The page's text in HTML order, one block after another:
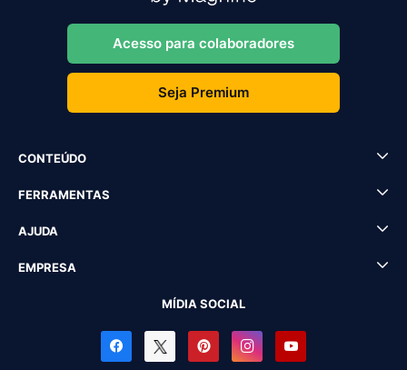
Acesso para colaboradores
Seja Premium
CONTEÚDO
FERRAMENTAS
AJUDA
EMPRESA
MÍDIA SOCIAL